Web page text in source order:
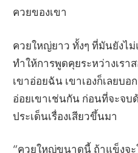
ควยของเขา
ควยใหญ่ยาว ทั้งๆ ที่มันยังไ
ทำให้การพูดคุยระหว่างเร
เขาอ่อยฉัน เขาเองก็เลยบ
อ่อยเขาเช่นกัน ก่อนที่จะจ
ประเด็นเรื่องเสียวขึ้นมา
“ควยใหญ่ขนาดนี้ ถ้าแข็งจ